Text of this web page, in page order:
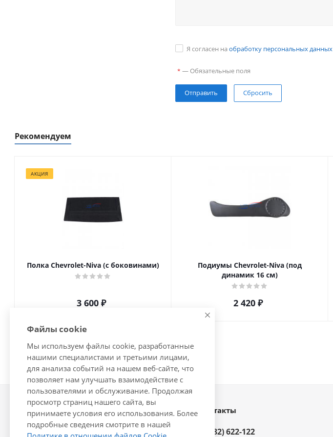
Я согласен на обработку персональных данных
* — Обязательные поля
Сбросить
Рекомендуем
АКЦИЯ
Полка Chevrolet-Niva (с боковинами)
3 600 ₽
Подиумы Chevrolet-Niva (под
динамик 16 см)
2 420 ₽
2026 © Интернет-магазин
автозапчастей - www.vsavto.com.
Наши контакты
+7 (8482) 622-122
Файлы cookie
Мы используем файлы cookie, разработанные
нашими специалистами и третьими лицами,
для анализа событий на нашем веб-сайте, что
позволяет нам улучшать взаимодействие с
пользователями и обслуживание. Продолжая
просмотр страниц нашего сайта, вы
принимаете условия его использования. Более
подробные сведения смотрите в нашей